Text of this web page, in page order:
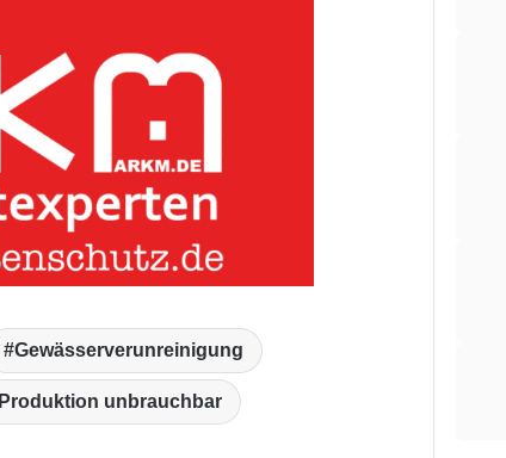
Gewässerverunreinigung
Produktion unbrauchbar